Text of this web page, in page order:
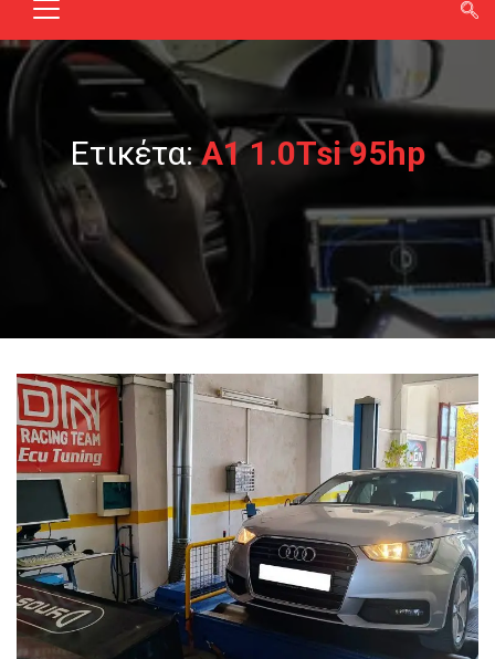
Ετικέτα:A1 1.0Tsi 95hp